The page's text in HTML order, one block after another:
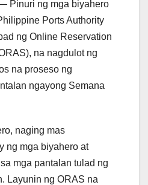
Pinuri ng mga biyahero
Ports Authority
ng Online Reservation
na nagdulot ng
na proseso ng
ngayong Semana
naging mas
ng mga biyahero at
mga pantalan tulad ng
Layunin ng ORAS na